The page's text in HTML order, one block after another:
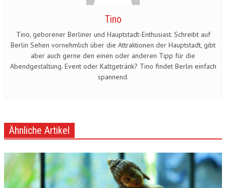
Tino
Tino, geborener Berliner und Hauptstadt-Enthusiast. Schreibt auf
Berlin Sehen vornehmlich über die Attraktionen der Hauptstadt, gibt
aber auch gerne den einen oder anderen Tipp für die
Abendgestaltung. Event oder Kaltgetränk? Tino findet Berlin einfach
spannend.
Ähnliche Artikel